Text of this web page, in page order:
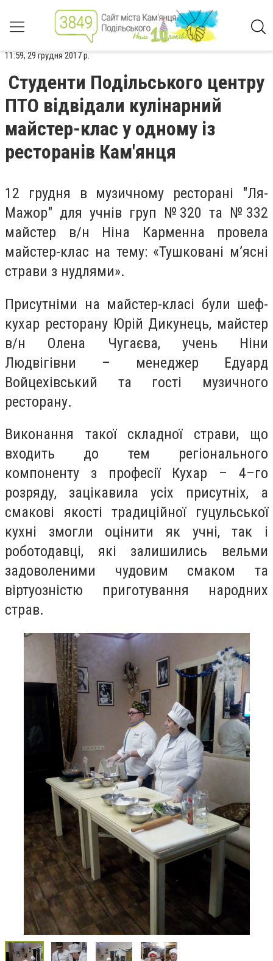
11:59, 29 грудня 2017 р.
Студенти Подільського центру
ПТО відвідали кулінарний
майстер-клас у одному із
ресторанів Кам'янця
12 грудня в музичному ресторані "Ля-
Мажор" для учнів груп №320 та №332
майстер в/н Ніна Карменна провела
майстер-клас на тему: «Тушковані м’ясні
страви з нудлями».
Присутніми на майстер-класі були шеф-
кухар ресторану Юрій Дикунець, майстер
в/н Олена Чугаєва, учень Ніни
Людвігівни – менеджер Едуард
Войцехівський та гості музичного
ресторану.
Виконання такої складної страви, що
входить до тем регіонального
компоненту з професії Кухар – 4–го
розряду, зацікавила усіх присутніх, а
смакові якості традиційної гуцульської
кухні змогли оцінити як учні, так і
роботодавці, які залишились вельми
задоволеними чудовим смаком та
віртуозністю приготування народних
страв.